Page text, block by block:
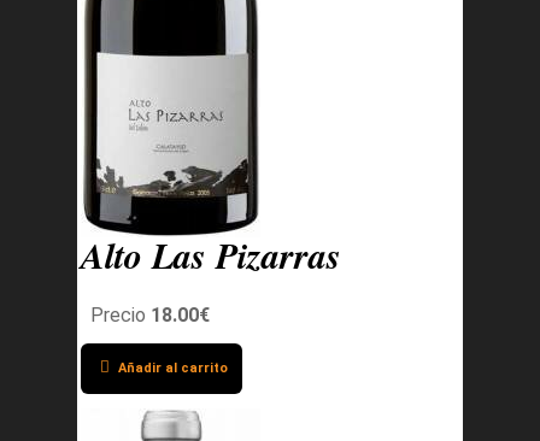
Alto Las Pizarras
Precio 18.00€
Añadir al carrito